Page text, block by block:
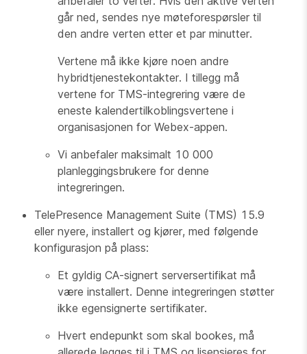
går ned, sendes nye møteforespørsler til
den andre verten etter et par minutter.
Vertene må ikke kjøre noen andre
hybridtjenestekontakter. I tillegg må
vertene for TMS-integrering være de
eneste kalendertilkoblingsvertene i
organisasjonen for Webex-appen.
Vi anbefaler maksimalt 10 000
planleggingsbrukere for denne
integreringen.
TelePresence Management Suite (TMS) 15.9
eller nyere, installert og kjører, med følgende
konfigurasjon på plass:
Et gyldig CA-signert serversertifikat må
være installert. Denne integreringen støtter
ikke egensignerte sertifikater.
Hvert endepunkt som skal bookes, må